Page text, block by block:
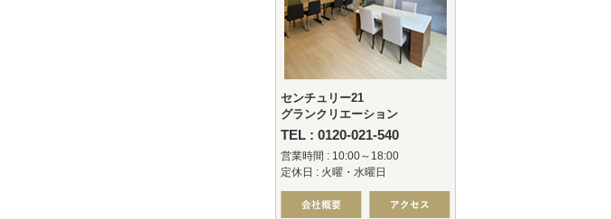
センチュリー21
グランクリエーション
TEL : 0120-021-540
営業時間 : 10:00～18:00
定休日 : 火曜・水曜日